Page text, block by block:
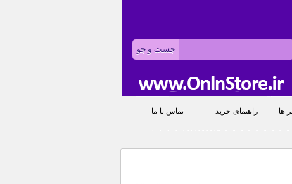
ها راهنمای خرید تماس با ما